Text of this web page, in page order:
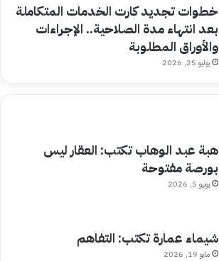
خطوات تجديد كارت الخدمات المتكاملة
بعد انتهاء مدة الصلاحية.. الإجراءات
والأوراق المطلوبة
يوليو 25, 2026
هبة عبد الوهاب تكتب: العقار ليس
بورصة مفتوحة
يونيو 5, 2026
شيماء عمارة تكتب: التفاهم
مايو 19, 2026